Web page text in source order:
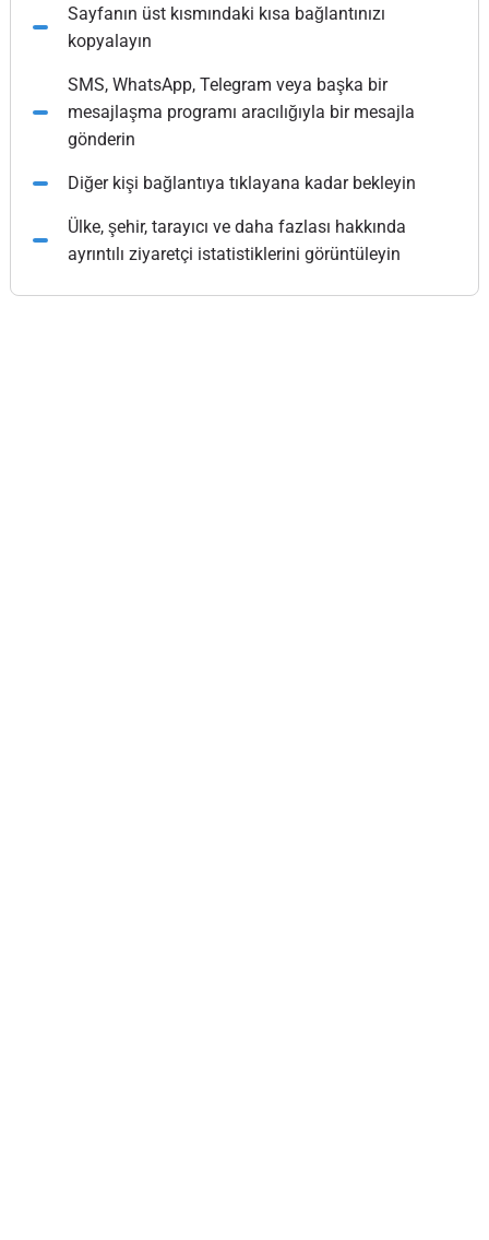
Sayfanın üst kısmındaki kısa bağlantınızı
kopyalayın
SMS, WhatsApp, Telegram veya başka bir
mesajlaşma programı aracılığıyla bir mesajla
gönderin
Diğer kişi bağlantıya tıklayana kadar bekleyin
Ülke, şehir, tarayıcı ve daha fazlası hakkında
ayrıntılı ziyaretçi istatistiklerini görüntüleyin